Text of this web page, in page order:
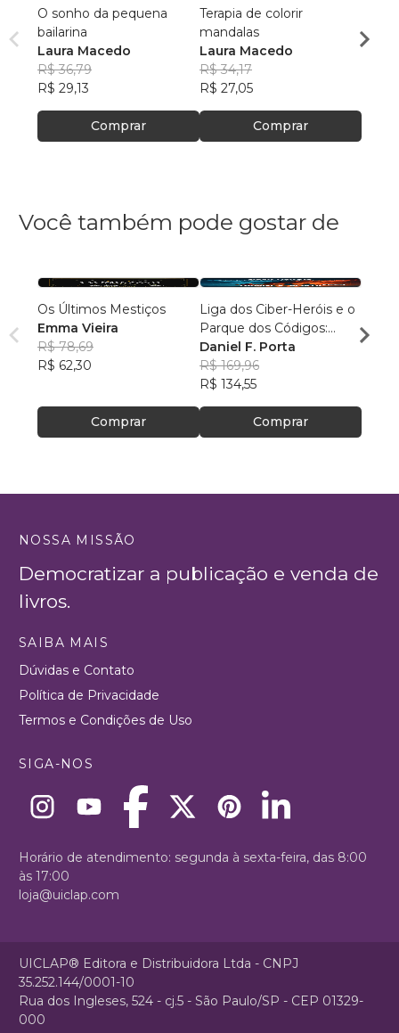
O sonho da pequena
bailarina
Laura Macedo
R$ 36,79
R$ 29,13
Comprar
Terapia de colorir
mandalas
Laura Macedo
R$ 34,17
R$ 27,05
Comprar
R$
Você também pode gostar de
Os Últimos Mestiços
Emma Vieira
R$ 78,69
R$ 62,30
Comprar
Liga dos Ciber-Heróis e o
Parque dos Códigos:
Rumo ao Desconhecido
Daniel F. Porta
R$ 169,96
R$ 134,55
Comprar
R$
NOSSA MISSÃO
Democratizar a publicação e venda de
livros.
SAIBA MAIS
Dúvidas e Contato
Política de Privacidade
Termos e Condições de Uso
SIGA-NOS
Horário de atendimento: segunda à sexta-feira, das 8:00
às 17:00
loja@uiclap.com
UICLAP® Editora e Distribuidora Ltda - CNPJ
35.252.144/0001-10
Rua dos Ingleses, 524 - cj.5 - São Paulo/SP - CEP 01329-
000